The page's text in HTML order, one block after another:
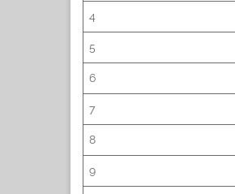
4
5
6
7
8
9